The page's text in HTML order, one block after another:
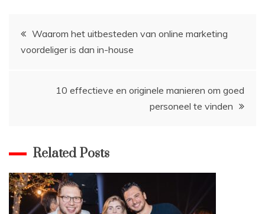
Bericht
navigatie
Waarom het uitbesteden van online marketing
voordeliger is dan in-house
10 effectieve en originele manieren om goed
personeel te vinden
Related Posts